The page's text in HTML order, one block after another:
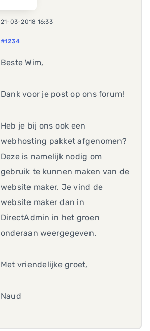
21-03-2018 16:33
#1234
Beste Wim,
Dank voor je post op ons forum!
Heb je bij ons ook een
webhosting pakket afgenomen?
Deze is namelijk nodig om
gebruik te kunnen maken van de
website maker. Je vind de
website maker dan in
DirectAdmin in het groen
onderaan weergegeven.
Met vriendelijke groet,
Naud